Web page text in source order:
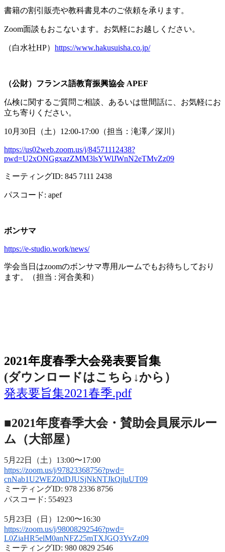
書籍の割引販売や教科書見本のご依頼を承ります。
Zoom面談もおこないます。お気軽にお越しください。
（白水社HP） https://www.hakusuisha.co.jp/
（公財）フランス語教育振興協会APEF
仏検に関するご質問ご相談、あるいは世間話に、お気軽にお
立ち寄りください。
10月 30日（土） 12:00-17:00 （担当：滝澤／深川）
https://us02web.zoom.us/j/84571112438?
pwd=U2xONGgxazZMM3lsYWlJWnN2eTMvZz09
ミーティングID: 845 7111 2438
パスコード: apef
ボンサマ
https://e-studio.work/news/
学会当日はzoomのボンサマ専用ルームでもお待ちしており
ます。（担当 : 河合美和）
2021年度春季大会発表要旨集
(ダウンロードはこちら↓から ）
発表要旨集2021春季.pdf
■2021年度春季大会・賛助会員展示ルー
ム（大部屋）
5月22日（土）13:00〜17:00
https://zoom.us/j/97823368756?pwd=
cnNab1U2WEZ0dDJUSjNkNTJkQjluUT09
ミーティングID: 978 2336 8756
パスコード: 554923
5月23日（日）12:00〜16:30
https://zoom.us/j/98008292546?pwd=
L0ZiaHR5elM0anNFZ25mTXJGQ3YvZz09
ミーティングID: 980 0829 2546